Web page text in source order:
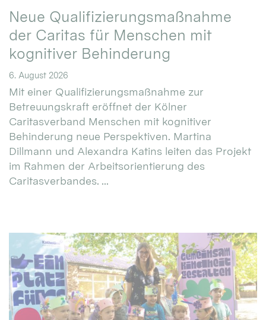
Neue Qualifizierungsmaßnahme
der Caritas für Menschen mit
kognitiver Behinderung
6. August 2026
Mit einer Qualifizierungsmaßnahme zur
Betreuungskraft eröffnet der Kölner
Caritasverband Menschen mit kognitiver
Behinderung neue Perspektiven. Martina
Dillmann und Alexandra Katins leiten das Projekt
im Rahmen der Arbeitsorientierung des
Caritasverbandes. ...